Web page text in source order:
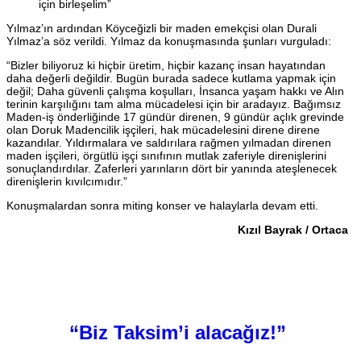
için birleşelim”
Yılmaz’ın ardından Köyceğizli bir maden emekçisi olan Durali
Yılmaz’a söz verildi. Yılmaz da konuşmasında şunları vurguladı:
“Bizler biliyoruz ki hiçbir üretim, hiçbir kazanç insan hayatından
daha değerli değildir. Bugün burada sadece kutlama yapmak için
değil; Daha güvenli çalışma koşulları, İnsanca yaşam hakkı ve Alın
terinin karşılığını tam alma mücadelesi için bir aradayız. Bağımsız
Maden-iş önderliğinde 17 gündür direnen, 9 gündür açlık grevinde
olan Doruk Madencilik işçileri, hak mücadelesini direne direne
kazandılar. Yıldırmalara ve saldırılara rağmen yılmadan direnen
maden işçileri, örgütlü işçi sınıfının mutlak zaferiyle direnişlerini
sonuçlandırdılar. Zaferleri yarınların dört bir yanında ateşlenecek
direnişlerin kıvılcımıdır.”
Konuşmalardan sonra miting konser ve halaylarla devam etti.
Kızıl Bayrak / Ortaca
“Biz Taksim’i alacağız!”